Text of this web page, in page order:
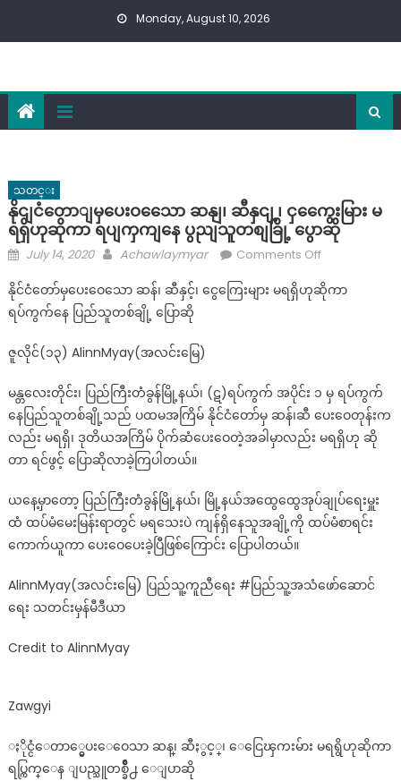
Monday, August 10, 2026
သတင္း
နိုငျငံတောျမှပေးဝသေော ဆနျ၊ ဆီနှငျ့၊ ငှကွေေးမြား မ
ရရှိဟုဆိုကာ ရပျကှကျနေ ပွညျသူတစျခြို့ ပွောဆို
Posted
July 14, 2020 Author
Achawlaymyar Comments Offon
ငျ
ဝ
သေော
ဆနျ၊
ငျ့၊
ငှ
မ
ကျနေ
နိုင်ငံတော်မှပေးဝေသော ဆန်၊ ဆီနှင့်၊ ငွေကြေးများ မရရှိဟုဆိုကာ
ရပ်ကွက်နေ ပြည်သူတစ်ချို့ ပြောဆို
ဇူလိုင်(၁၃) AlinnMyay(အလင်းမြေ)
မန္တလေးတိုင်း၊ ပြည်ကြီးတံခွန်မြို့နယ်၊ (ဋ)ရပ်ကွက် အပိုင်း ၁ မှ ရပ်ကွက်
နေပြည်သူတစ်ချို့သည် ပထမအကြိမ် နိုင်ငံတော်မှ ဆန်၊ဆီ ပေးဝေတုန်းက
လည်း မရရှိ၊ ဒုတိယအကြိမ် ပိုက်ဆံပေးဝေတဲ့အခါမှာလည်း မရရှိဟု ဆို
တာ ရင်ဖွင့် ပြောဆိုလာခဲ့ကြပါတယ်။
ယနေ့မှာတော့ ပြည်ကြီးတံခွန်မြို့နယ်၊ မြို့နယ်အထွေထွေအုပ်ချုပ်ရေးမှူး
ထံ ထပ်မံမေးမြန်းရာတွင် မရသေးပဲ ကျန်ရှိနေသူအချို့ကို ထပ်မံစာရင်း
ကောက်ယူကာ ပေးဝေပေးခဲ့ပြီဖြစ်ကြောင်း ပြောပါတယ်။
AlinnMyay(အလင်းမြေ) ပြည်သူ့ကူညီရေး #ပြည်သူ့အသံဖော်ဆောင်
ရေး သတင်းမှန်မီဒီယာ
Credit to AlinnMyay
Zawgyi
ႏိုင္ငံေတာ္မွေပးေဝေသာ ဆန္၊ ဆီႏွင့္၊ ေငြေၾကးမ်ား မရရွိဟုဆိုကာ
ရပ္ကြက္ေန ျပည္သူတစ္ခ်ိဳ႕ ေျပာဆို